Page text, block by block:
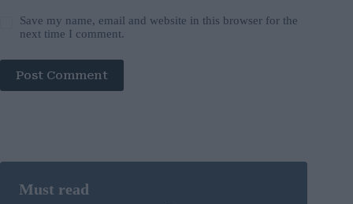
Save my name, email and website in this browser for the
next time I comment.
Post Comment